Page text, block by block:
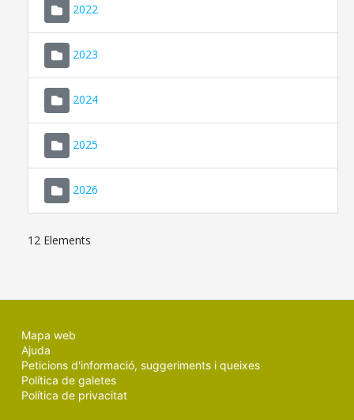
2022
2023
2024
2025
2026
12 Elements
Mapa web
Ajuda
Peticions d'informació, suggeriments i queixes
Política de galetes
Política de privacitat